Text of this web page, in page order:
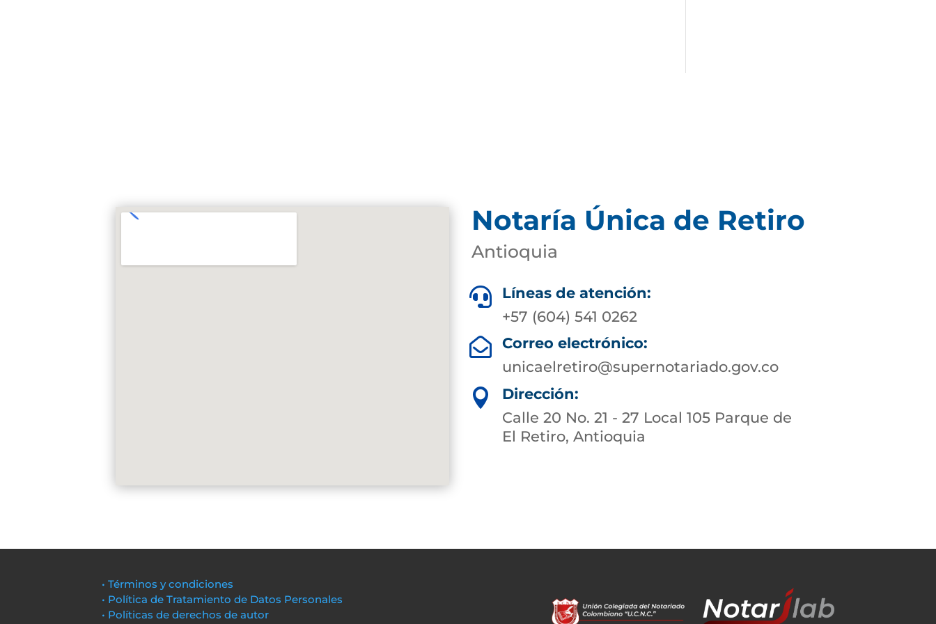
Notaría Única de Retiro
Antioquia

Líneas de atención:
+57 (604) 541 0262

Correo electrónico:
unicaelretiro@supernotariado.gov.co

Dirección:
Calle 20 No. 21 - 27 Local 105 Parque de
El Retiro, Antioquia
• Términos y condiciones
• Política de Tratamiento de Datos Personales
• Políticas de derechos de autor